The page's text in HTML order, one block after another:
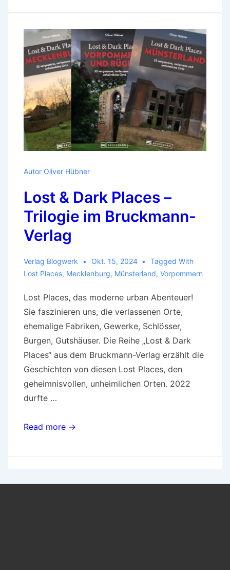
Autor Oliver Hübner
Lost & Dark Places –
Trilogie im Bruckmann-
Verlag
Verlag Blogwerk Okt. 15, 2024
Tagged With
Lost Places, Mecklenburg, Münsterland, Vorpommern
Lost Places, das moderne urban Abenteuer!
Sie faszinieren uns, die verlassenen Orte,
ehemalige Fabriken, Gewerke, Schlösser,
Burgen, Gutshäuser. Die Reihe „Lost & Dark
Places“ aus dem Bruckmann-Verlag erzählt die
Geschichten von diesen Lost Places, den
geheimnisvollen, unheimlichen Orten. 2022
durfte …
Read more →